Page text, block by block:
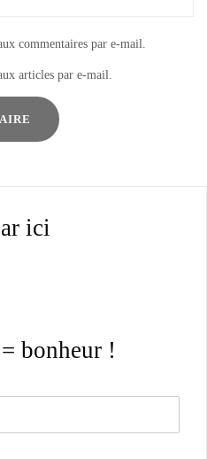
commentaires par e-mail.
articles par e-mail.
ici
bonheur !